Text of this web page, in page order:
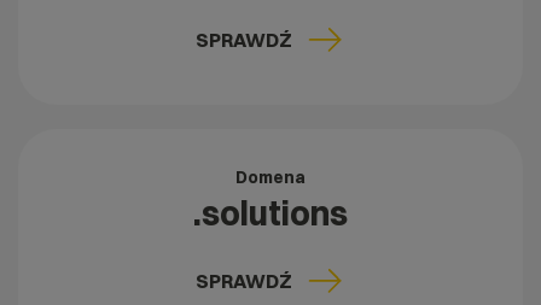
SPRAWDŹ
Domena
.solutions
SPRAWDŹ